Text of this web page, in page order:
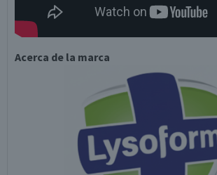
Acerca de la marca